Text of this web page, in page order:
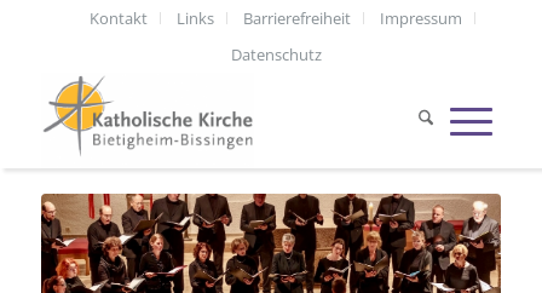
Kontakt Links Barrierefreiheit
Impressum
Datenschutz